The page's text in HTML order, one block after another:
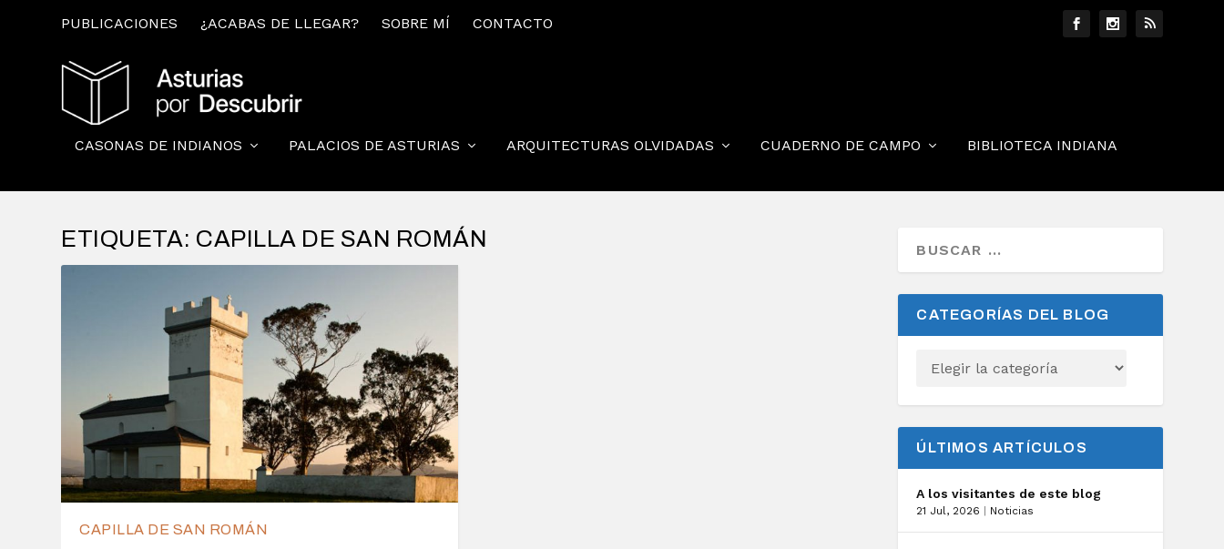
PUBLICACIONES ¿ACABAS DE LLEGAR? SOBRE MÍ CONTACTO
CASONAS DE INDIANOS PALACIOS DE ASTURIAS ARQUITECTURAS OLVIDADAS CUADERNO DE CAMPO BIBLIOTECA INDIANA
ETIQUETA: CAPILLA DE SAN ROMÁN
CAPILLA DE SAN ROMÁN
CATEGORÍAS DEL BLOG
ÚLTIMOS ARTÍCULOS
A los visitantes de este blog
21 Jul, 2026 Noticias